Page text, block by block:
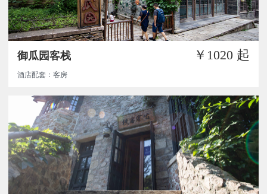
御瓜园客栈 ￥1020 起
酒店配套：客房